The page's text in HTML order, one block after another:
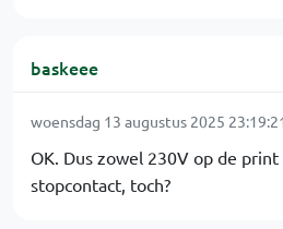
baskeee
woensdag 13 augustus 2025
OK. Dus zowel 230V op de
stopcontact, toch?